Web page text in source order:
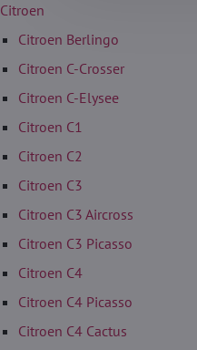
Citroen
Citroen Berlingo
Citroen C-Crosser
Citroen C-Elysee
Citroen C1
Citroen C2
Citroen C3
Citroen C3 Aircross
Citroen C3 Picasso
Citroen C4
Citroen C4 Picasso
Citroen C4 Cactus